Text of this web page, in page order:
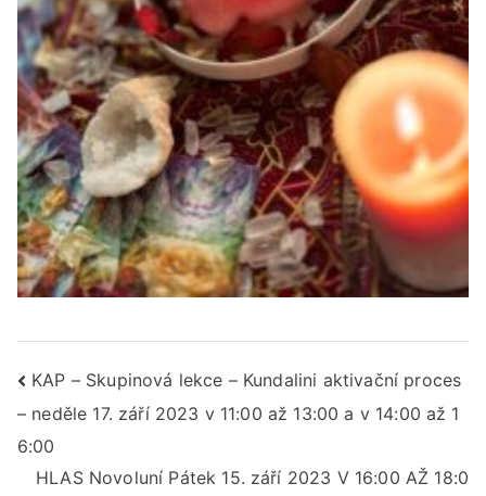
Navigace
pro
příspěvek
KAP – Skupinová lekce – Kundalini aktivační proces
– neděle 17. září 2023 v 11:00 až 13:00 a v 14:00 až 1
6:00
HLAS Novoluní Pátek 15. září 2023 V 16:00 AŽ 18:0